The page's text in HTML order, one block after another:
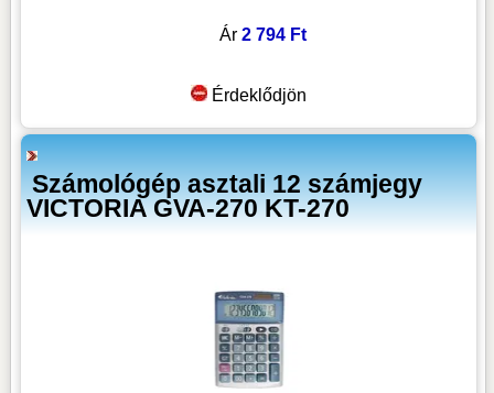
Ár2 794 Ft
Érdeklődjön
Számológép asztali 12 számjegy
VICTORIA GVA-270 KT-270